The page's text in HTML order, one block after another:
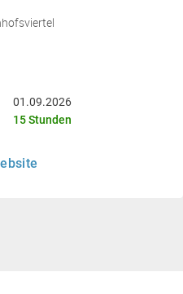
01.09.2026
15 Stunden